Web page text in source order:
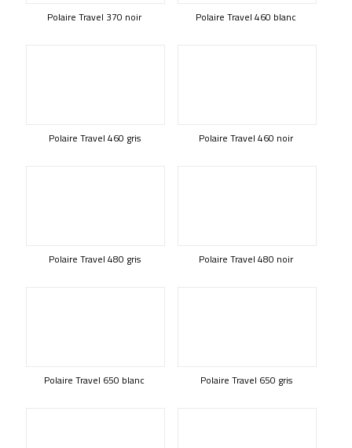
Polaire Travel 370 noir Polaire Travel 460 blanc
Polaire Travel 460 gris Polaire Travel 460 noir
Polaire Travel 480 gris Polaire Travel 480 noir
Polaire Travel 650 blanc Polaire Travel 650 gris